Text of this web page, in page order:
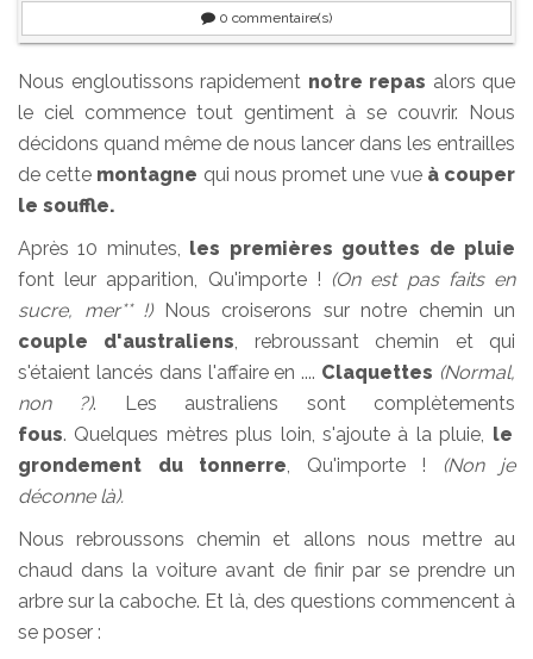
0 commentaire(s)
Nous engloutissons rapidement notre repas alors que
le ciel commence tout gentiment à se couvrir. Nous
décidons quand même de nous lancer dans les entrailles
de cette montagne qui nous promet une vueà couper
le souffle.
Après 10 minutes, les premières gouttes de pluie
font leur apparition, Qu'importe ! (On est pas faits en
sucre, mer** !) Nous croiserons sur notre chemin un
couple d'australiens, rebroussant chemin et qui
s'étaient lancés dans l'affaire en .... Claquettes (Normal,
non ?). Les australiens sont complètements
fous. Quelques mètres plus loin, s'ajoute à la pluie, le
grondement du tonnerre, Qu'importe !
(Non je
déconne là).
Nous rebroussons chemin et allons nous mettre au
chaud dans la voiture avant de finir par se prendre un
arbre sur la caboche. Et là, des questions commencent à
se poser :